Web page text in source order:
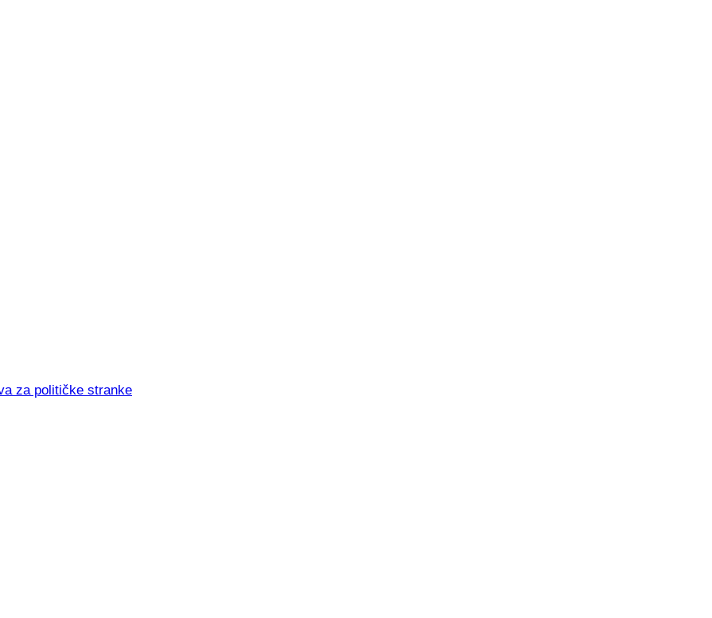
za političke stranke